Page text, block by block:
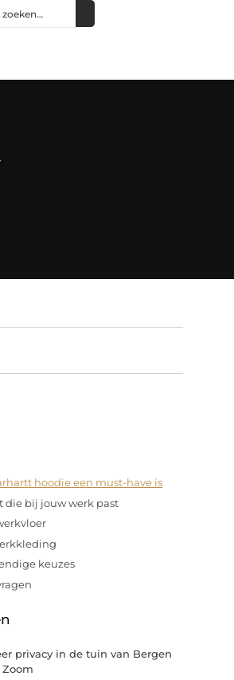
hoodie een must-have is
die bij jouw werk past
keuzes
privacy in de tuin van Bergen
Zoom